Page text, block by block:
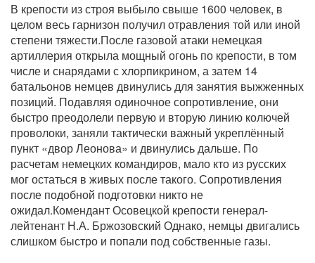
В крепости из строя выбыло свыше 1600 человек, в
целом весь гарнизон получил отравления той или иной
степени тяжести.После газовой атаки немецкая
артиллерия открыла мощный огонь по крепости, в том
числе и снарядами с хлорпикрином, а затем 14
батальонов немцев двинулись для занятия выжженных
позиций. Подавляя одиночное сопротивление, они
быстро преодолели первую и вторую линию колючей
проволоки, заняли тактически важный укреплённый
пункт «двор Леонова» и двинулись дальше. По
расчетам немецких командиров, мало кто из русских
мог остаться в живых после такого. Сопротивления
после подобной подготовки никто не
ожидал.Комендант Осовецкой крепости генерал-
лейтенант Н.А. Бржозовский Однако, немцы двигались
слишком быстро и попали под собственные газы.